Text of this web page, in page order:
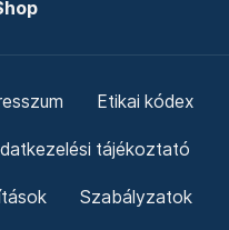
Etikai kódex
tájékoztató
Szabályzatok